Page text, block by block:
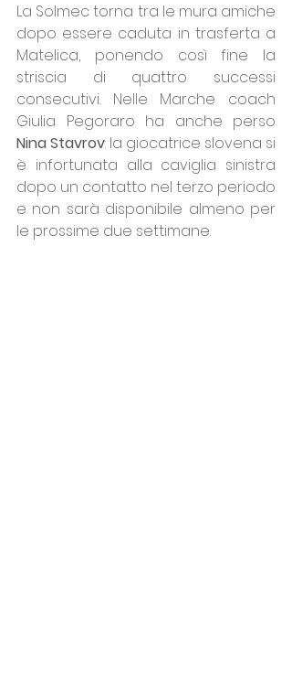
La Solmec torna tra le mura amiche
dopo essere caduta in trasferta a
Matelica, ponendo così fine la
striscia di quattro successi
consecutivi. Nelle Marche coach
Nina Stavrov: la giocatrice slovena si
è infortunata alla caviglia sinistra
dopo un contatto nel terzo periodo
e non sarà disponibile almeno per
le prossime due settimane.